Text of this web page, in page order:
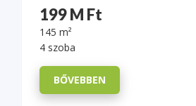
199 M Ft
145 m²
4 szoba
BŐVEBBEN